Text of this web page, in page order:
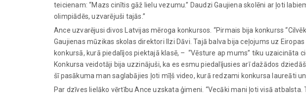
teicienam: “Mazs cinītis gāž lielu vezumu.” Daudzi Gaujiena skolēni ar ļoti
olimpiādēs, uzvarējuši tajās.”
Ance uzvarējusi divos Latvijas mēroga konkursos. “Pirmais bija konkurss
Gaujienas mūzikas skolas direktori Ilzi Dāvi. Tajā balva bija ceļojums uz
konkursā, kurā piedalījos piektajā klasē, – “Vēsture ap mums” tiku uzaicināta
Konkursa veidotāji bija uzzinājuši, ka es esmu piedalījusies arī dažādos
šī pasākuma man saglabājies ļoti mīļš video, kurā redzami konkursa laureāti
Par dzīves lielāko vērtību Ance uzskata ģimeni. “Vecāki mani ļoti visā